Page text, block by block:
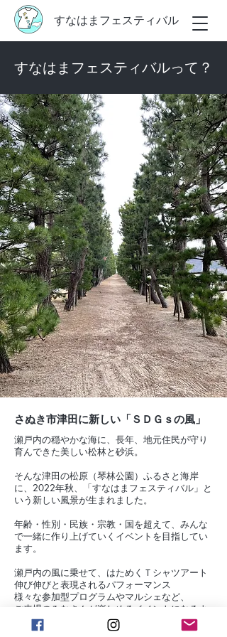
すなはまフェスティバル
すなはまフェスティバルって？
​さぬき市津田に新しい「ＳＤＧｓの風」
瀬戸内の穏やかな海に、長年、地元住民が守り
育んできた美しい松林と砂浜。​​
そんな津田の松原（琴林公園）ふるさと海岸
に、2022年秋、「すなはまフェスティバル」と
いう新しい風景が生まれました。
​​​年齢・性別・民族・宗教・国を超えて、みんな
で一緒に作り上げていくイベントを目指してい
ます。
​​瀬戸内の風に乗せて、はためくＴシャツアート
伸び伸びと表現されるパフォーマンス
様々な参加型プログラムやマルシェなど、
ご来場のみなさんが楽しめるイベントになるよ
うに、スタッフ一同準備を進めてまいります。​​